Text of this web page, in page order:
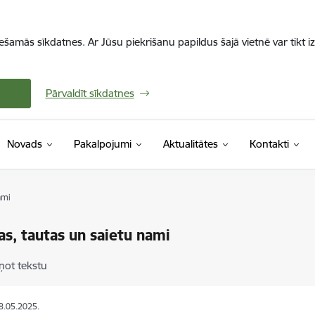
sīkdatnes. Ar Jūsu piekrišanu papildus šajā vietnē var tikt
Pārvaldīt sīkdatnes
Novads Pakalpojumi Aktualitātes Kontakti
tautas un saietu nami
tekstu